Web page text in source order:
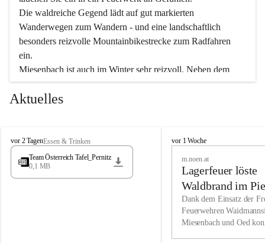
Die waldreiche Gegend lädt auf gut markierten
Wanderwegen zum Wandern - und eine landschaftlich
besonders reizvolle Mountainbikestrecke zum Radfahren
ein.
Miesenbach ist auch im Winter sehr reizvoll. Neben dem
Eisstockschießen gibt es auf dem nahe gelegenen Unterberg
wunderschöne Naturschneepisten, die zum Schifahren oder
vielfältige Angebot unserer Kulturvereine.
Überzeugen Sie sich selbst, dass Sie in Miesenbach sowie
in den Beherbergungsbetrieben, Gaststätten und urigen
Wir kennen Miesenbach als lebens- und liebenswerten Ort.
Tradition und Innovation werden ebenso groß geschrieben
Aktuelles
M
i
s
vor 2 TagenEssen & Trinken
Team Österreich Tafel_Pernitz
0,1 MB
M
h
vor 1 Woche
m.noen.at
Lagerfeuer löste
Waldbrand im
aus
Dank dem Einsatz der
Feuerwehren
Miesenbach und Oed